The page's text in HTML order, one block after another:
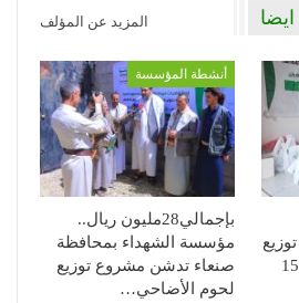
المزيد عن المؤلف
لـ1500
أنشطة المؤسسة
بإجمالي28مليون ريال..
مؤسسة الشهداء بمحافظة
صنعاء تدشن مشروع توزيع
لحوم الأضاحي…